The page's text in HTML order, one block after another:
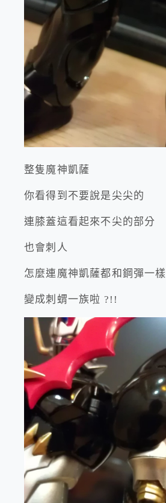
整隻魔神凱薩
你看得到不要說是尖尖的
連膝蓋這看起來不尖的部分
也會刺人
怎麼連魔神凱薩都和鋼彈一樣
變成刺蝟一族啦 ?!!